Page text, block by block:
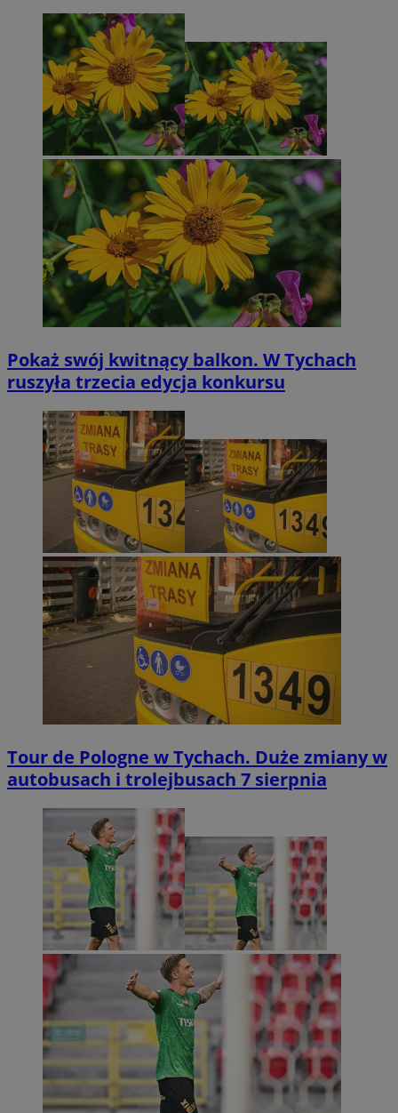
Pokaż swój kwitnący balkon. W Tychach
ruszyła trzecia edycja konkursu
Tour de Pologne w Tychach. Duże zmiany w
autobusach i trolejbusach 7 sierpnia